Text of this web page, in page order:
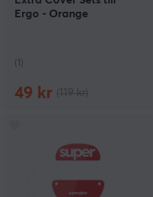
Ergo - Orange
(1)
49 kr